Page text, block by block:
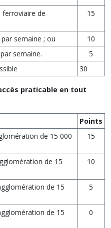
ferroviaire de
15
semaine ; ou
10
semaine.
5
30
praticable en tout
Points
de 15 000
15
de 15
10
de 15
5
de 15
0